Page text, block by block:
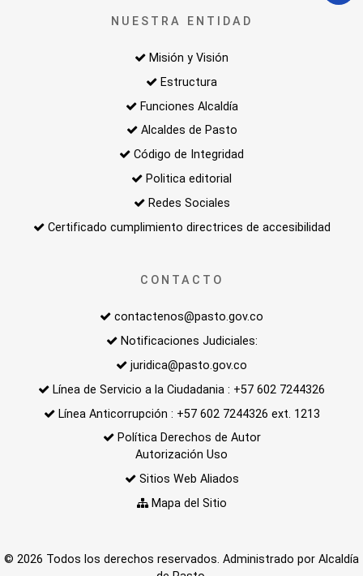
NUESTRA ENTIDAD
Misión y Visión
Estructura
Funciones Alcaldía
Alcaldes de Pasto
Código de Integridad
Politica editorial
Redes Sociales
Certificado cumplimiento directrices de accesibilidad
CONTACTO
contactenos@pasto.gov.co
Notificaciones Judiciales:
juridica@pasto.gov.co
Línea de Servicio a la Ciudadania : +57 602 7244326
Línea Anticorrupción : +57 602 7244326 ext. 1213
Política Derechos de Autor
Autorización Uso
Sitios Web Aliados
Mapa del Sitio
© 2026 Todos los derechos reservados. Administrado por Alcaldía